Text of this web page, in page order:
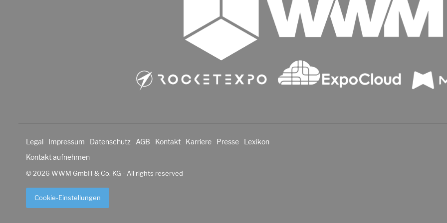
Legal Impressum Datenschutz AGB Kontakt Karriere Presse
Lexikon
Kontakt aufnehmen
© 2026 WWM GmbH & Co. KG - All rights reserved
Cookie-Einstellungen